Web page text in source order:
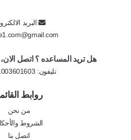
البريد
هل تريد المساعده ؟ اتصل
تليفون:
روابط
من نحن
الشروط
اتصل بنا